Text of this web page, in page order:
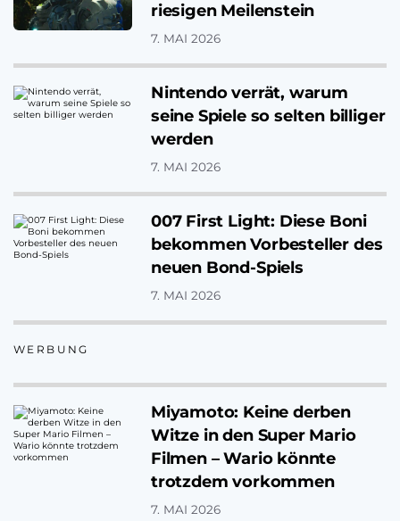
riesigen Meilenstein
7. MAI 2026
Nintendo verrät, warum
seine Spiele so selten billiger
werden
7. MAI 2026
007 First Light: Diese Boni
bekommen Vorbesteller des
neuen Bond-Spiels
7. MAI 2026
WERBUNG
Miyamoto: Keine derben
Witze in den Super Mario
Filmen – Wario könnte
trotzdem vorkommen
7. MAI 2026